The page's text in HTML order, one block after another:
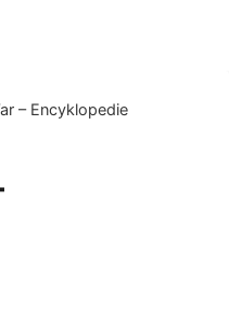
– Encyklopedie